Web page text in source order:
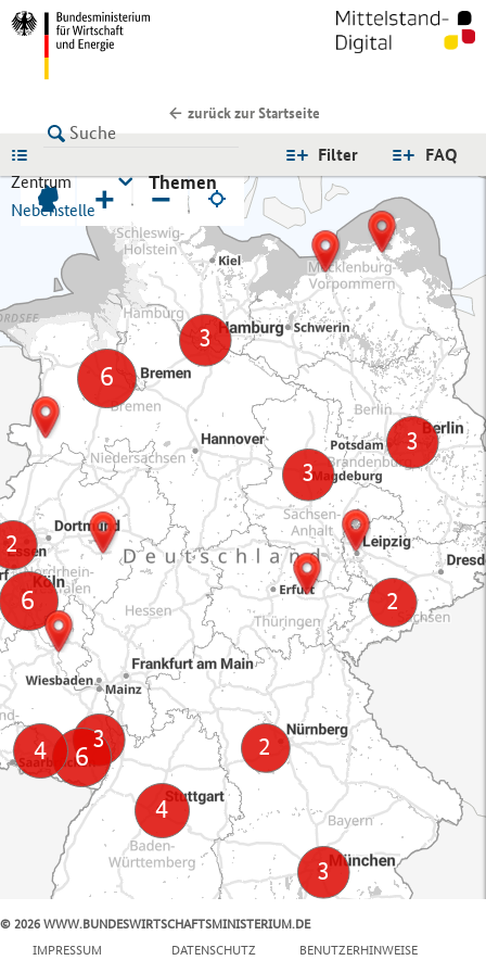
zurück zur Startseite
FAQ
Filter
Zentrum
Nebenstelle
Themen
+ −
© 2026 WWW.BUNDESWIRTSCHAFTSMINISTERIUM.DE
IMPRESSUM
DATENSCHUTZ BENUTZERHINWEISE